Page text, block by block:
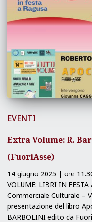
EVENTI
Extra Volume: R.
(FuoriAsse)
14 giugno 2025 | ore
VOLUME: LIBRI IN
Commerciale Culturale –
presentazione del libro
BARBOLINI edito da